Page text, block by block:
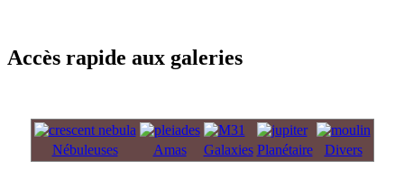
Accès rapide aux galeries
Nébuleuses Amas Galaxies Planétaire Divers